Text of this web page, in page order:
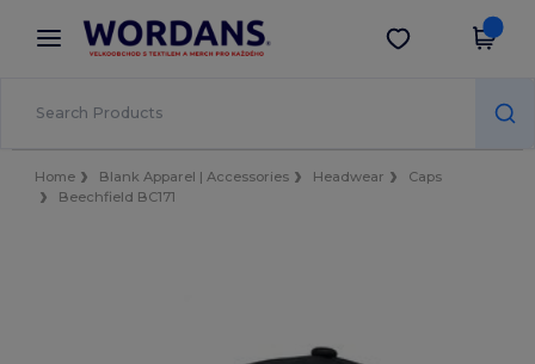
× Aplikace Wordans
Lepší ceny v aplikaci!
Stáhnout app
Home Blank Apparel | Accessories Headwear
Caps
Beechfield BC171